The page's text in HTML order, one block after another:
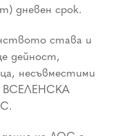
дневен срок.
става и
дейност,
несъвместими
ВСЕЛЕНСКА